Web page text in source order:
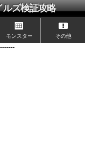
ズ検証攻略
モンスター その他